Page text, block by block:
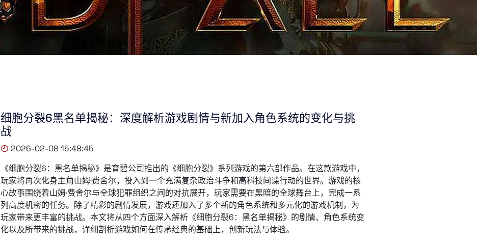
细胞分裂6黑名单揭秘：深度解析游戏剧情与新加入角色系统的变化与挑
战
2026-02-08 15:48:45
《细胞分裂6：黑名单揭秘》是育碧公司推出的《细胞分裂》系列游戏的第六部作品。在这款游戏中，
玩家将再次化身主角山姆·费舍尔，投入到一个充满复杂政治斗争和高科技间谍行动的世界。游戏的核
心故事围绕着山姆·费舍尔与全球犯罪组织之间的对抗展开，玩家需要在黑暗的全球舞台上，完成一系
列高度机密的任务。除了精彩的剧情发展，游戏还加入了多个新的角色系统和多元化的游戏机制，为
玩家带来更丰富的挑战。本文将从四个方面深入解析《细胞分裂6：黑名单揭秘》的剧情、角色系统变
化以及所带来的挑战，详细剖析游戏如何在传承经典的基础上，创新玩法与体验。